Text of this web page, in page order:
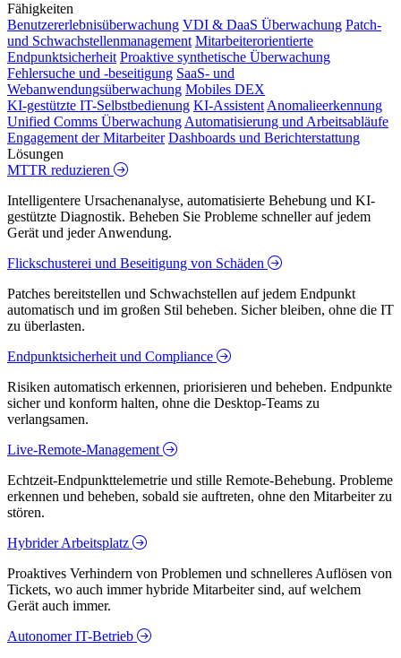
Fähigkeiten
Benutzererlebnisüberwachung VDI & DaaS Überwachung Patch-
und Schwachstellenmanagement Mitarbeiterorientierte
Endpunktsicherheit Proaktive synthetische Überwachung
Fehlersuche und -beseitigung SaaS- und
Webanwendungsüberwachung Mobiles DEX
KI-gestützte IT-Selbstbedienung KI-Assistent Anomalieerkennung
Unified Comms Überwachung Automatisierung und Arbeitsabläufe
Engagement der Mitarbeiter Dashboards und Berichterstattung
Lösungen
MTTR reduzieren
Intelligentere Ursachenanalyse, automatisierte Behebung und KI-
gestützte Diagnostik. Beheben Sie Probleme schneller auf jedem
Gerät und jeder Anwendung.
Flickschusterei und Beseitigung von Schäden
Patches bereitstellen und Schwachstellen auf jedem Endpunkt
automatisch und im großen Stil beheben. Sicher bleiben, ohne die IT
zu überlasten.
Endpunktsicherheit und Compliance
Risiken automatisch erkennen, priorisieren und beheben. Endpunkte
sicher und konform halten, ohne die Desktop-Teams zu
verlangsamen.
Live-Remote-Management
Echtzeit-Endpunkttelemetrie und stille Remote-Behebung. Probleme
erkennen und beheben, sobald sie auftreten, ohne den Mitarbeiter zu
stören.
Hybrider Arbeitsplatz
Proaktives Verhindern von Problemen und schnelleres Auflösen von
Tickets, wo auch immer hybride Mitarbeiter sind, auf welchem
Gerät auch immer.
Autonomer IT-Betrieb